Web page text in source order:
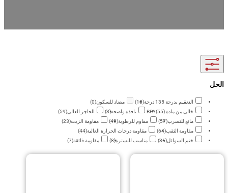
التعقيم بدرجة 135 درجة (10) مضاد للسكون(0)
خالي من مادة BPA (55) نافذة واضحة(3) الحاجز العالي(59)
مانع للتسرب(57) مقاوم للرطوبة(49) مقاومة الزيت(23)
مقاومة الثقب(64) مقاومة درجات الحرارة العالية (44)
ختم السوائل(36) مناسب للبسترة(8) مقاومة فائقة(7)